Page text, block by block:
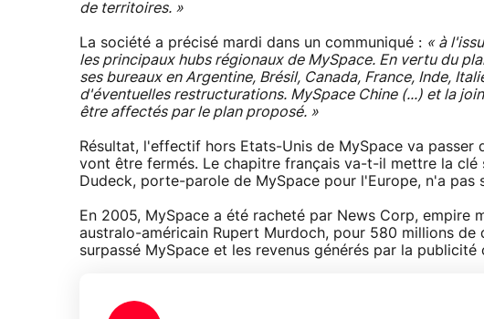
de territoires. »
La société a précisé mardi dans un communiqué : « à
les principaux hubs régionaux de MySpace. En vertu du
ses bureaux en Argentine, Brésil, Canada, France, Inde,
d'éventuelles restructurations. MySpace Chine (...) et la
être affectés par le plan proposé. »
Résultat, l'effectif hors Etats-Unis de MySpace va
vont être fermés. Le chapitre français va-t-il mettre la
Dudeck, porte-parole de MySpace pour l'Europe, n'a pas
En 2005, MySpace a été racheté par News Corp, empire
australo-américain Rupert Murdoch, pour 580 millions
surpassé MySpace et les revenus générés par la publicité